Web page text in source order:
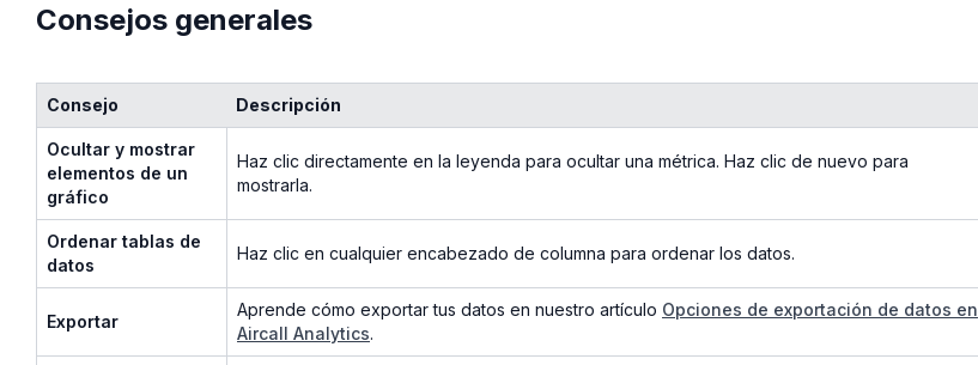
Consejos generales
Consejo Descripción
Ocultar y mostrar
elementos de un
gráfico
Haz clic directamente en la leyenda para ocultar una métrica. Haz clic de nuevo para
mostrarla.
Ordenar tablas de
datos
Haz clic en cualquier encabezado de columna para ordenar los datos.
Exportar
Aprende cómo exportar tus datos en nuestro artículo Opciones de exportación de datos en
Aircall Analytics.